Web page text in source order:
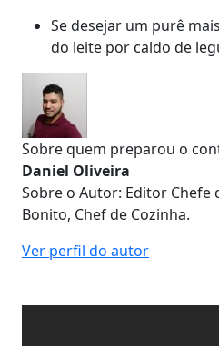
Se desejar um purê
do leite por caldo de
Sobre quem preparou o
Daniel Oliveira
Sobre o Autor: Editor Chefe
Bonito, Chef de Cozinha.
Ver perfil do autor